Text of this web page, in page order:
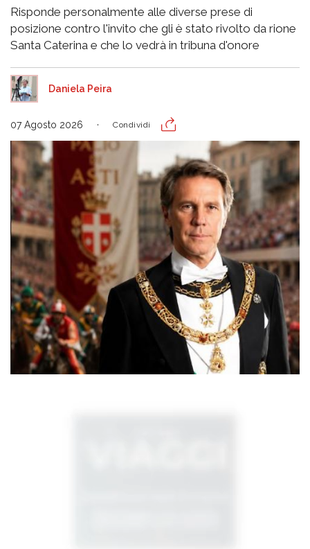
Risponde personalmente alle diverse prese di
posizione contro l'invito che gli è stato rivolto da rione
Santa Caterina e che lo vedrà in tribuna d'onore
Daniela Peira
07 Agosto 2026 Condividi